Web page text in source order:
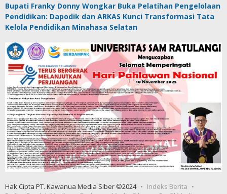
Bupati Franky Donny Wongkar Buka Pelatihan Pengelolaan
Pendidikan: Dapodik dan ARKAS Kunci Transformasi Tata
Kelola Pendidikan Minahasa Selatan
Hak Cipta PT. Kawanua Media Siber ©2024
Indeks Berita